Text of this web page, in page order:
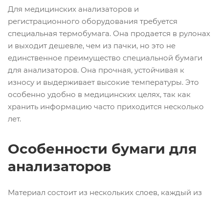
Для медицинских анализаторов и
регистрационного оборудования требуется
специальная термобумага. Она продается в рулонах
и выходит дешевле, чем из пачки, но это не
единственное преимущество специальной бумаги
для анализаторов. Она прочная, устойчивая к
износу и выдерживает высокие температуры. Это
особенно удобно в медицинских целях, так как
хранить информацию часто приходится несколько
лет.
Особенности бумаги для
анализаторов
Материал состоит из нескольких слоев, каждый из